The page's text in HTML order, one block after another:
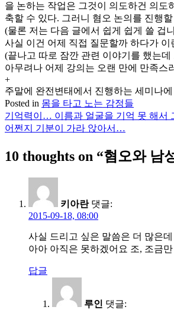
을 논하는 작업은 그것이 의도하건 의도
축할 수 있다. 그러니 혐오 논의를 진행
(물론 저는 다음 글에서 쉽게 쉽게 쓸 겁
사실 이건 어제 직접 질문할까 하다가
(끝나고 따로 잠깐 관련 이야기를 했는
아무려나 어제 강의는 오랜 만에 만족스
+
주말에 완전변태에서 진행하는 세미나
Posted in 몸을 타고 노는 감정들
글
탐
색
기억력이… 이름과 얼굴을 기억 못 해서
어쩐지 기분이 가라 앉아서…
10 thoughts on “혐오와 남
키아란 댓글:
2015-09-18, 08:00
사실 드리고 싶은 말씀은 더 많은
아아 아직은 못하겠어요 조, 조금
답글
루인 댓글: